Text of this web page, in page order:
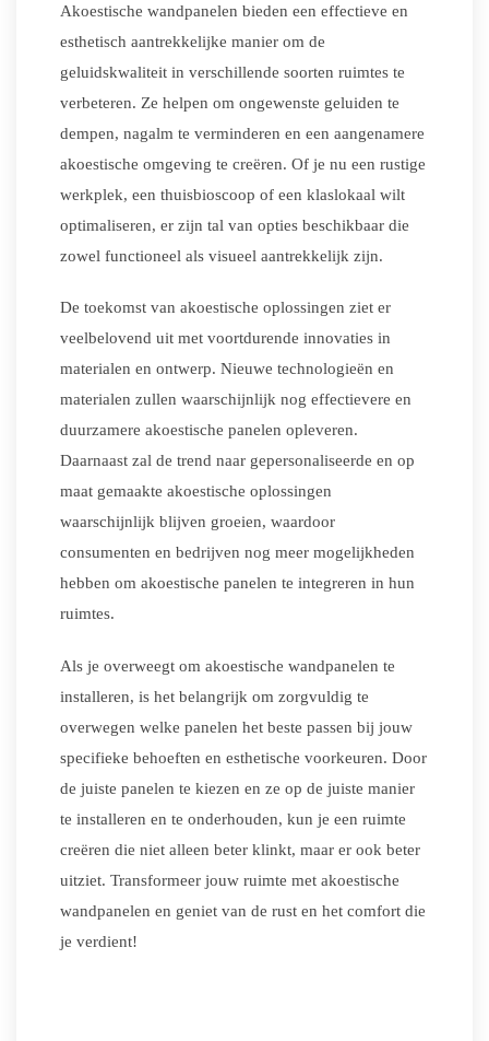
Akoestische wandpanelen bieden een effectieve en
esthetisch aantrekkelijke manier om de
geluidskwaliteit in verschillende soorten ruimtes te
verbeteren. Ze helpen om ongewenste geluiden te
dempen, nagalm te verminderen en een aangenamere
akoestische omgeving te creëren. Of je nu een rustige
werkplek, een thuisbioscoop of een klaslokaal wilt
optimaliseren, er zijn tal van opties beschikbaar die
zowel functioneel als visueel aantrekkelijk zijn.
De toekomst van akoestische oplossingen ziet er
veelbelovend uit met voortdurende innovaties in
materialen en ontwerp. Nieuwe technologieën en
materialen zullen waarschijnlijk nog effectievere en
duurzamere akoestische panelen opleveren.
Daarnaast zal de trend naar gepersonaliseerde en op
maat gemaakte akoestische oplossingen
waarschijnlijk blijven groeien, waardoor
consumenten en bedrijven nog meer mogelijkheden
hebben om akoestische panelen te integreren in hun
ruimtes.
Als je overweegt om akoestische wandpanelen te
installeren, is het belangrijk om zorgvuldig te
overwegen welke panelen het beste passen bij jouw
specifieke behoeften en esthetische voorkeuren. Door
de juiste panelen te kiezen en ze op de juiste manier
te installeren en te onderhouden, kun je een ruimte
creëren die niet alleen beter klinkt, maar er ook beter
uitziet. Transformeer jouw ruimte met akoestische
wandpanelen en geniet van de rust en het comfort die
je verdient!